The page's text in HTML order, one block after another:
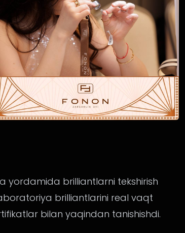
yordamida brilliantlarni tekshirish
brilliantlarini real vaqt
bilan yaqindan tanishishdi.